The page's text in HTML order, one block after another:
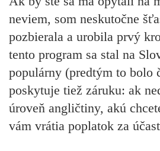
neviem, som neskutočne
pozbierala a urobila prvý
tento program sa stal na
populárny (predtým to bolo
poskytuje tiež záruku: ak
úroveň angličtiny, akú
vám vrátia poplatok za